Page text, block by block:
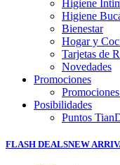
Higiene
Higiene
Bienestar
Hogar y
Tarjetas de
Novedades
Promociones
Posibilidades
Puntos
FLASH DEALSNEW